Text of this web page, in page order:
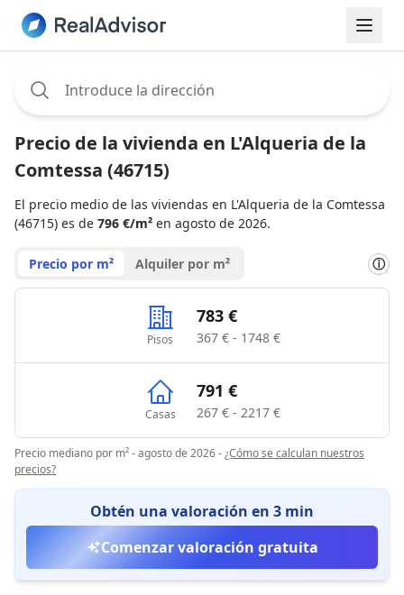
Precio de la vivienda en L'Alqueria de la
Comtessa (46715)
El precio medio de las viviendas en L'Alqueria de la Comtessa
(46715) es de 796 €/m² en agosto de 2026.
Precio por m² Alquiler por m² ⓘ
Pisos
783 €
367 € - 1748 €
Casas
791 €
267 € - 2217 €
Precio mediano por m² - agosto de 2026-¿Cómo se calculan nuestros
precios?
Obtén una valoración en 3 min
Comenzar valoración gratuita